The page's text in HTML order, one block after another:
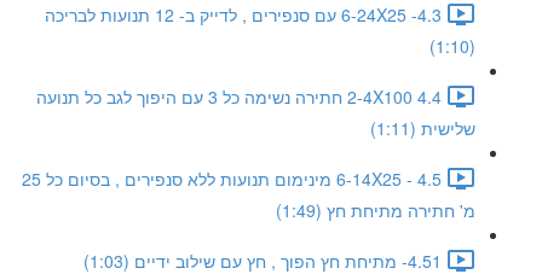
4.3- 6-24X25 עם סנפירים , לדייק ב- 12 תנועות לבריכה
(1:10)
4.4 2-4X100 חתירה נשימה כל 3 עם היפוך לגב כל תנועה
שלישית (1:11)
4.5 - 6-14X25 מינימום תנועות ללא סנפירים , בסיום כל 25
מ' חתירה מתיחת חץ (1:49)
4.51- מתיחת חץ הפוך , חץ עם שילוב ידיים (1:03)